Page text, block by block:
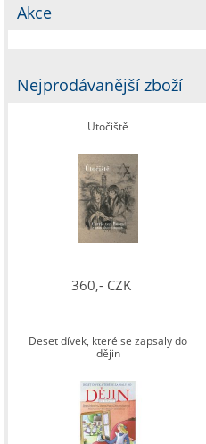
Akce
Nejprodávanější zboží
Útočiště
360,- CZK
Deset dívek, které se zapsaly do
dějin